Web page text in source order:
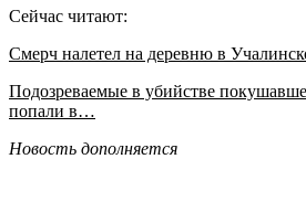
Сейчас читают:
Смерч налетел на деревню в
Подозреваемые в убийстве
попали в…
Новость дополняется